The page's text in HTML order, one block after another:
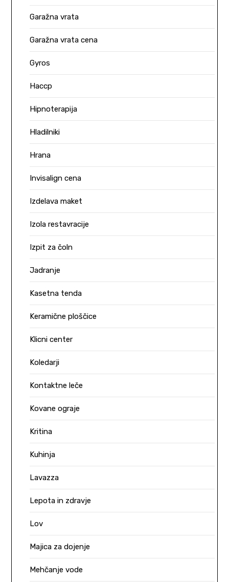
Garažna vrata
Garažna vrata cena
Gyros
Haccp
Hipnoterapija
Hladilniki
Hrana
Invisalign cena
Izdelava maket
Izola restavracije
Izpit za čoln
Jadranje
Kasetna tenda
Keramične ploščice
Klicni center
Koledarji
Kontaktne leče
Kovane ograje
Kritina
Kuhinja
Lavazza
Lepota in zdravje
Lov
Majica za dojenje
Mehčanje vode